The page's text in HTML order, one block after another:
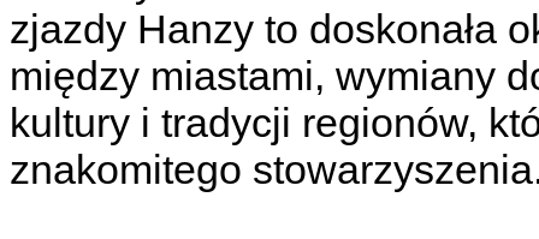
zjazdy Hanzy to doskonała
między miastami, wymiany
kultury i tradycji regionów,
znakomitego